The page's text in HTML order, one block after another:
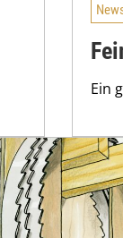
Ein